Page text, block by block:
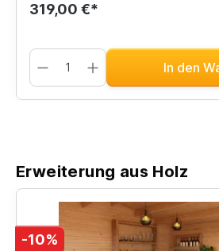
319,00 €*
In den
Erweiterung aus Holz
-10%